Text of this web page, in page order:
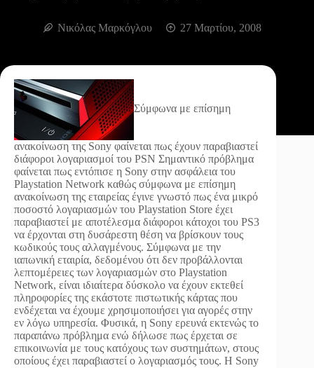
Νικόλας Μαρκόγλου 27 Μαρτίου, 2008
Σύμφωνα με επίσημη
ανακοίνωση της Sony φαίνεται πως έχουν παραβιαστεί
διάφοροι λογαριασμοί του PSN Σημαντικό πρόβλημα
φαίνεται πως εντόπισε η Sony στην ασφάλεια του
Playstation Network καθώς σύμφωνα με επίσημη
ανακοίνωση της εταιρείας έγινε γνωστό πως ένα μικρό
ποσοστό λογαριασμών του Playstation Store έχει
παραβιαστεί με αποτέλεσμα διάφοροι κάτοχοι του PS3
να έρχονται στη δυσάρεστη θέση να βρίσκουν τους
κωδικούς τους αλλαγμένους. Σύμφωνα με την
ιαπωνική εταιρία, δεδομένου ότι δεν προβάλλονται
λεπτομέρειες των λογαριασμών στο Playstation
Network, είναι ιδιαίτερα δύσκολο να έχουν εκτεθεί
πληροφορίες της εκάστοτε πιστωτικής κάρτας που
ενδέχεται να έχουμε χρησιμοποιήσει για αγορές στην
εν λόγω υπηρεσία. Φυσικά, η Sony ερευνά εκτενώς το
παραπάνω πρόβλημα ενώ δήλωσε πως έρχεται σε
επικοινωνία με τους κατόχους των συστημάτων, στους
οποίους έχει παραβιαστεί ο λογαριασμός τους. Η Sony